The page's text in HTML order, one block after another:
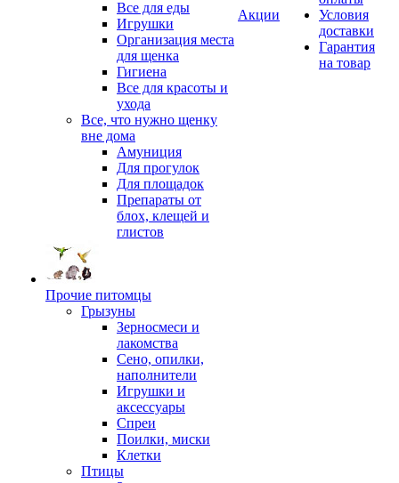
Все для еды
Игрушки
Организация места
для щенка
Гигиена
Все для красоты и
ухода
Все, что нужно щенку
вне дома
Амуниция
Для прогулок
Для площадок
Препараты от
блох, клещей и
глистов
Прочие питомцы
Грызуны
Зерносмеси и
лакомства
Сено, опилки,
наполнители
Игрушки и
аксессуары
Спреи
Поилки, миски
Клетки
Птицы
Акции
Условия
доставки
Гарантия
на товар